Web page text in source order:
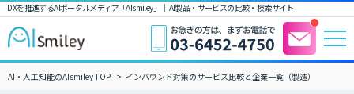
DXを推進するAIポータルメディア「AIsmiley」｜ AI製品・サービスの比較・検索サイト
AI・人工知能のAIsmiley TOP インバウンド対策のサービス比較と企業一覧（製造）